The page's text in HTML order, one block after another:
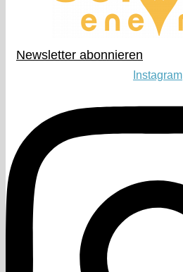
Newsletter abonnieren​
Instagram